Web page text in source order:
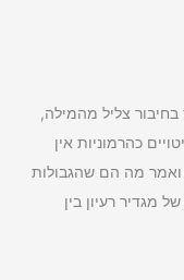
בחיבור צליל מהמילה,
כהרמוניות אין
ואמר מה הם שהגבולות
מגדיר רעיון בין